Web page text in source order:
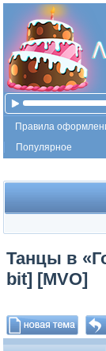
Правила
Популярное
Танцы в
bit] [MVO]